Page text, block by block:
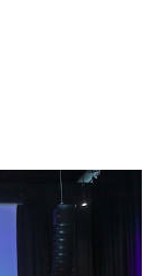
fino a
godere in totale
il più
di strada.
per vivere